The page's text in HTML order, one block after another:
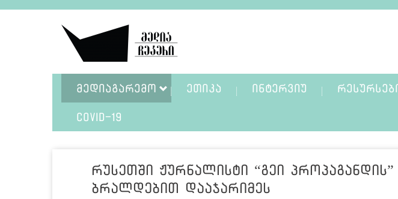
ᲛᲔᲓᲘᲐᲒᲐᲠᲔᲛᲝ ᲔᲗᲘᲙᲐ ᲘᲜᲢᲔᲠᲕᲘᲣ ᲠᲔᲡᲣᲠᲡᲔᲑᲘ
COVID-19
რუსეთში ჟურნალისტი “გეი პროპაგანდის”
ბრალდებით დააჯარიმეს